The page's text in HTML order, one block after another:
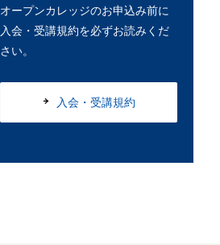
オープンカレッジのお申込み前に
入会・受講規約を必ずお読みくだ
さい。
入会・受講規約